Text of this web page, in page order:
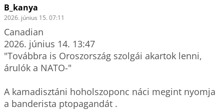
B_kanya
2026. június 15. 07:11
Canadian
2026. június 14. 13:47
"Továbbra is Oroszország szolgái akartok lenni,
árulók a NATO-"
A kamadisztáni hoholszoponc náci megint nyomja
a banderista ptopagandát .